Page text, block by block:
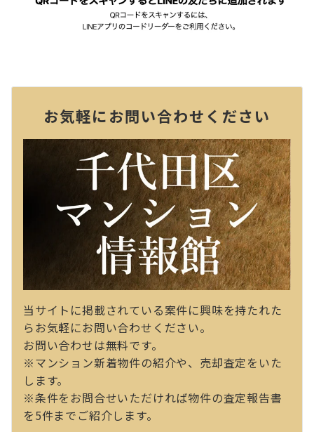
お気軽にお問い合わせください
当サイトに掲載されている案件に興味を持たれた
らお気軽にお問い合わせください。
お問い合わせは無料です。
※マンション新着物件の紹介や、売却査定をいた
します。
※条件をお問合せいただければ物件の査定報告書
を5件までご紹介します。